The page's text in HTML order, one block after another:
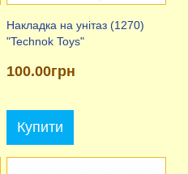
Накладка на унітаз (1270)
"Technok Toys"
100.00грн
Купити